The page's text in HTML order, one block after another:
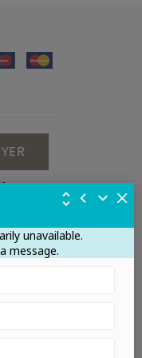
unavailable.
message.